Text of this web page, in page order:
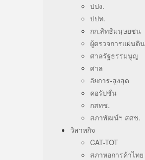
ปปง.
ปปท.
กก.สิทธิมนุษยชน
ผู้ตรวจการแผ่นดิน
ศาลรัฐธรรมนูญ
ศาล
อัยการ-สูงสุด
คอรัปชั่น
กสทช.
สภาพัฒน์ฯ สศช.
วิสาหกิจ
CAT-TOT
สภาหอการค้าไทย